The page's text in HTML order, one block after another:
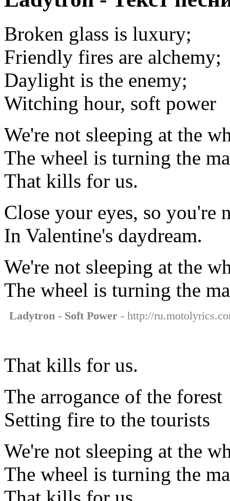
Broken glass is luxury;
Friendly fires are alchemy;
Daylight is the enemy;
Witching hour, soft power
We're not sleeping at the
The wheel is turning the
That kills for us.
Close your eyes, so you're
In Valentine's daydream.
We're not sleeping at the
The wheel is turning the
Ladytron - Soft Power - http://
That kills for us.
The arrogance of the forest
Setting fire to the tourists
We're not sleeping at the
The wheel is turning the